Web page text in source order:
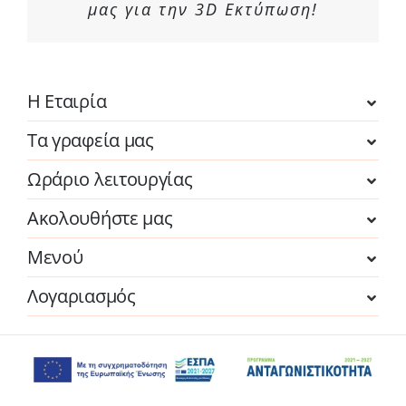
μας για την 3D Εκτύπωση!
Η Εταιρία
Τα γραφεία μας
Ωράριο λειτουργίας
Ακολουθήστε μας
Μενού
Λογαριασμός